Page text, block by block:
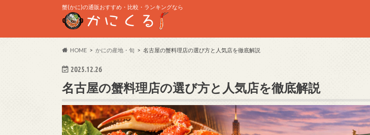
蟹(かに)の通販おすすめ・比較・ランキングなら
HOME かにの産地・旬 名古屋の蟹料理店の選び方と人気店を徹底解説
2025.12.26
名古屋の蟹料理店の選び方と人気店を徹底解説